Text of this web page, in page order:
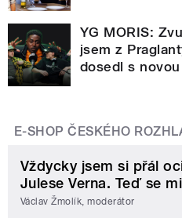
YG MORIS:
jsem z
dosedl s
E-SHOP ČESKÉHO
Vždycky jsem si přál
Julese Verna. Teď se
Václav Žmolík, moderátor